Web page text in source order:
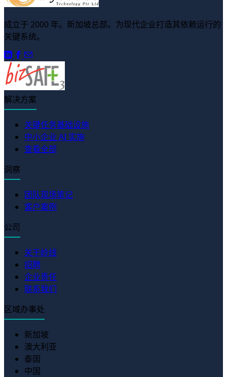
成立于 2000 年。新加坡总部。为现代企业打造其依赖运行的
关键系统。
解决方案
关键任务基础设施
中小企业 AI 实施
查看全部
洞察
团队现场笔记
客户案例
公司
关于岭线
招聘
企业责任
联系我们
区域办事处
新加坡
澳大利亚
泰国
中国